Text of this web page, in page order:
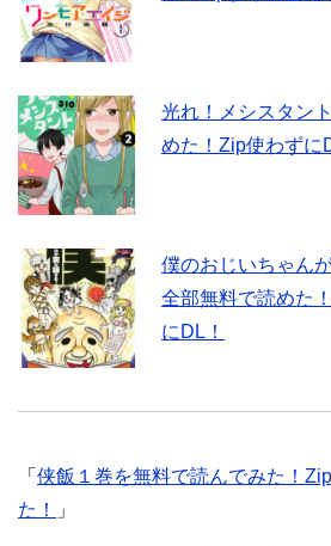
光れ！メシスタン
めた！Zip使わずに
僕のおじいちゃん
全部無料で読めた
にDL！
「 侠飯１巻を無料で読んでみた！
た！
」